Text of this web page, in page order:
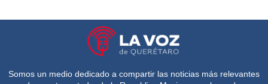
Somos un medio dedicado a compartir las noticias más relevantes